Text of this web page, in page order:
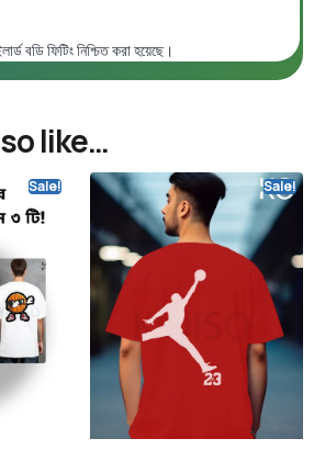
বডি ফিটিং নিশ্চিত করা হয়েছে।
like…
Sale! Sale!